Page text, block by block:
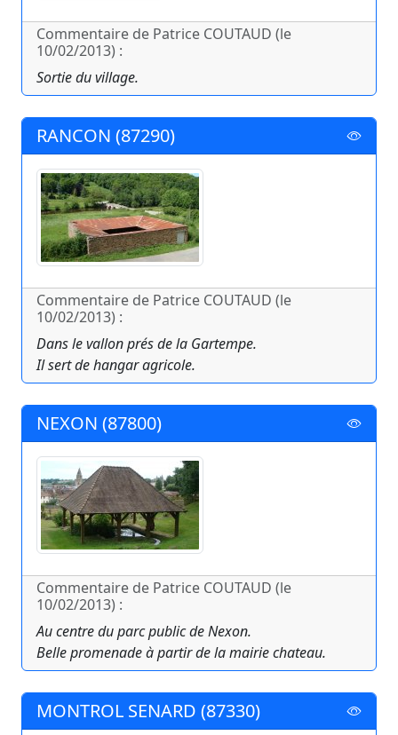
Commentaire de Patrice COUTAUD (le
10/02/2013) :
Sortie du village.
RANCON (87290)
Commentaire de Patrice COUTAUD (le
10/02/2013) :
Dans le vallon prés de la Gartempe.
Il sert de hangar agricole.
NEXON (87800)
Commentaire de Patrice COUTAUD (le
10/02/2013) :
Au centre du parc public de Nexon.
Belle promenade à partir de la mairie chateau.
MONTROL SENARD (87330)